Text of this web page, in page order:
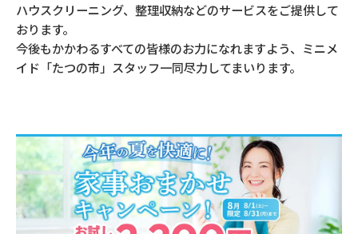
ハウスクリーニング、整理収納などのサービスをご提供して
おります。
今後もかかわるすべての皆様のお力になれますよう、ミニメ
イド「たつの市」スタッフ一同尽力してまいります。